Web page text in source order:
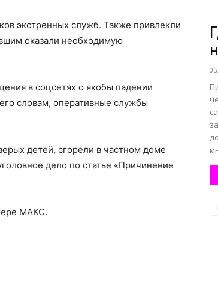
экстренных служб. Также привлекли
оказали необходимую
в соцсетях о якобы падении
словам, оперативные службы
детей, сгорели в частном доме
дело по статье «Причинение
МАКС.